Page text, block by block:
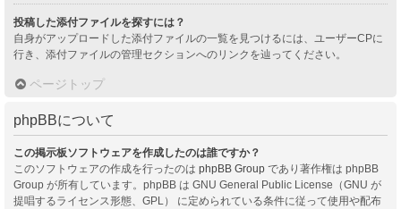
投稿した添付ファイルを探すには？
自身がアップロードした添付ファイルの一覧を見つけるには、ユーザーCPに
行き、添付ファイルの管理セクションへのリンクを辿ってください。
ページトップ
phpBBについて
この掲示板ソフトウェアを作成したのは誰ですか？
このソフトウェアの作成を行ったのは phpBB Group であり著作権は phpBB
Group が所有しています。phpBB は GNU General Public License（GNU が
提唱するライセンス形態、GPL） に定められている条件に従って使用や配布